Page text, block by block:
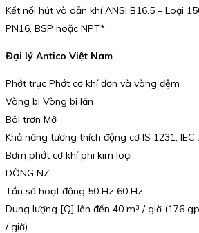
Kết nối hút và dẫn khí ANSI B16.5 – Loại
PN16, BSP hoặc NPT*
Đại lý Antico Việt Nam
Phớt trục Phớt cơ khí đơn và vòng đệm
Vòng bi Vòng bi lăn
Bôi trơn Mỡ
Khả năng tương thích động cơ IS 1231, IEC
Bơm phớt cơ khí phi kim loại
DÒNG NZ
Tần số hoạt động 50 Hz 60 Hz
Dung lượng [Q] lên đến 40 m³ / giờ (176
/ giờ)